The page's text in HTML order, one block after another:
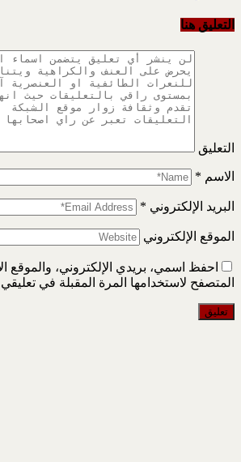
التعليق هنا
التعليق
الاسم *
البريد الإلكتروني *
الموقع الإلكتروني
احفظ اسمي، بريدي الإلكتروني، والموقع
المتصفح لاستخدامها المرة المقبلة في